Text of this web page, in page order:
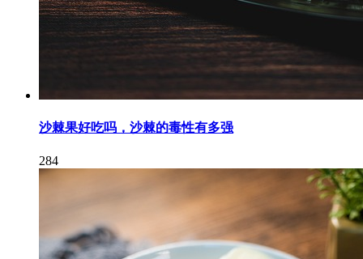
沙棘果好吃吗，沙棘的毒性有多强
284